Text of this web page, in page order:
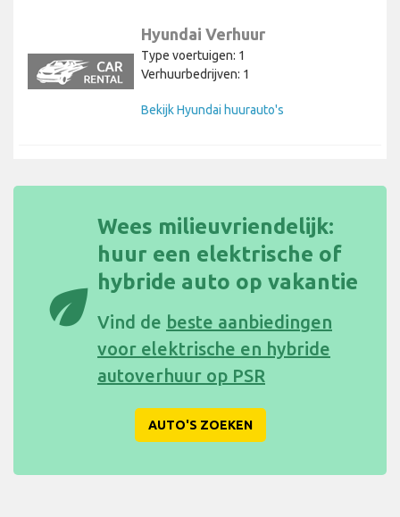
Hyundai Verhuur
Type voertuigen: 1
Verhuurbedrijven: 1
Bekijk Hyundai huurauto's
eco
Wees milieuvriendelijk:
huur een elektrische of
hybride auto op vakantie
Vind de beste aanbiedingen
voor elektrische en hybride
autoverhuur op PSR
AUTO'S ZOEKEN